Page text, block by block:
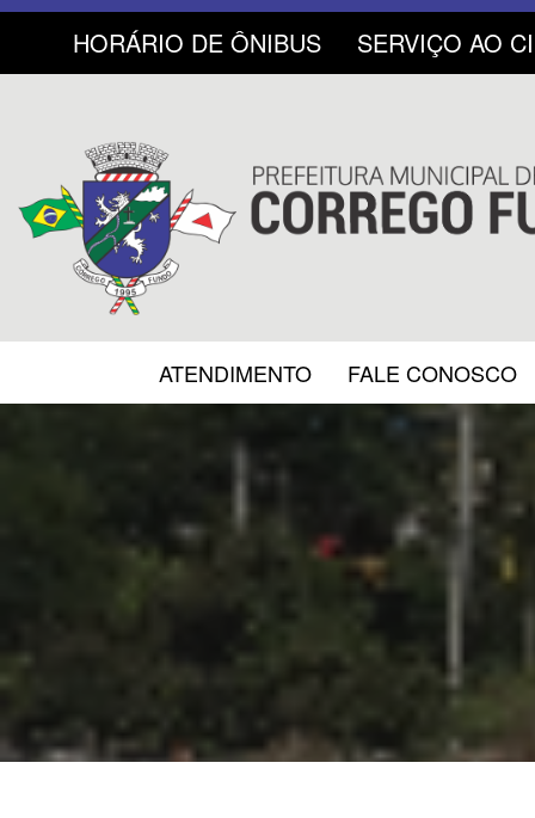
HORÁRIO DE ÔNIBUS SERVIÇO AO
ATENDIMENTO FALE CONOSCO